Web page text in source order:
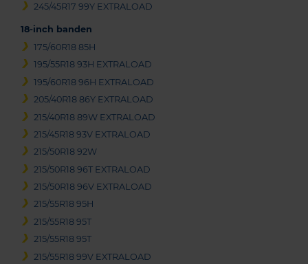
245/45R17 99Y EXTRALOAD
18-inch banden
175/60R18 85H
195/55R18 93H EXTRALOAD
195/60R18 96H EXTRALOAD
205/40R18 86Y EXTRALOAD
215/40R18 89W EXTRALOAD
215/45R18 93V EXTRALOAD
215/50R18 92W
215/50R18 96T EXTRALOAD
215/50R18 96V EXTRALOAD
215/55R18 95H
215/55R18 95T
215/55R18 95T
215/55R18 99V EXTRALOAD